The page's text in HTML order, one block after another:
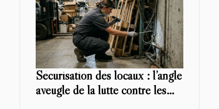
Sécurisation des locaux : l’angle
aveugle de la lutte contre les